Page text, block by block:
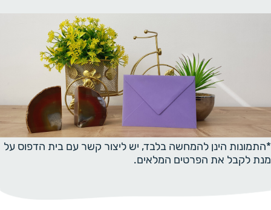
*התמונות הינן להמחשה בלבד, יש ליצור קשר עם בית הדפוס על
מנת לקבל את הפרטים המלאים.